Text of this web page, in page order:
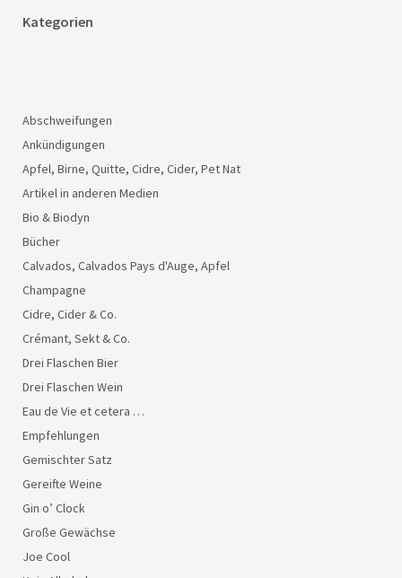
Kategorien
Abschweifungen
Ankündigungen
Apfel, Birne, Quitte, Cidre, Cider, Pet Nat
Artikel in anderen Medien
Bio & Biodyn
Bücher
Calvados, Calvados Pays d'Auge, Apfel
Champagne
Cidre, Cider & Co.
Crémant, Sekt & Co.
Drei Flaschen Bier
Drei Flaschen Wein
Eau de Vie et cetera …
Empfehlungen
Gemischter Satz
Gereifte Weine
Gin o’ Clock
Große Gewächse
Joe Cool